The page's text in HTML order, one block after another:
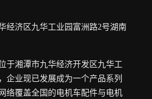
经济区九华工业园富洲路2号湖南
于湘潭市九华经济开发区九华工
企业现已发展成为一个产品系列
络覆盖全国的电机车配件与电机